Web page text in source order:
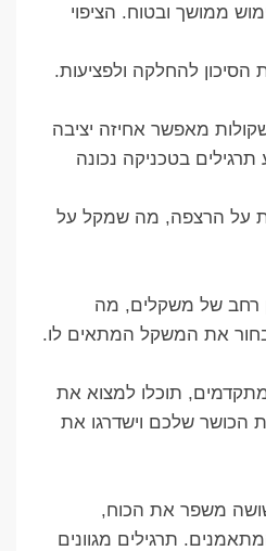
ממושך ובטוח. הציפוי
להחלקה ולפציעות.
מאפשר אחיזה יציבה
בטכניקה נכונה
על הרצפה, מה שמקל על
רחב של משקלים, מה
את המשקל המתאים לו.
תוכלו למצוא את
הכושר שלכם וישדרגו את
משפר את הכוח,
תרגילים מגוונים